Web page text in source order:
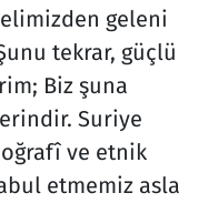
geleni
tekrar, güçlü
Biz şuna
Suriye
ve etnik
etmemiz asla